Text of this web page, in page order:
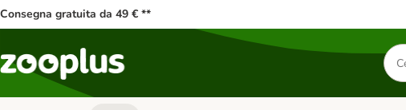
Consegna gratuita da 49 € **
Cerca